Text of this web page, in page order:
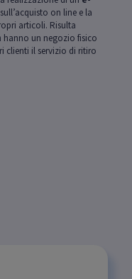
on line e la
articoli. Risulta
hanno un negozio fisico
clienti il servizio di ritiro